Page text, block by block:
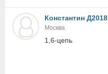
Константин Д2018
Москва
1,6-цепь